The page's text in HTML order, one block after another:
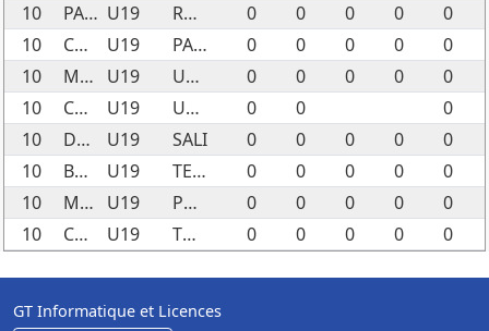
10
PARIS YSALYNE U19 RUMBA 0 0 0 0
0
10
CHEVRIER EMMA U19 PAILLETTE 0 0 0 0
0
10
MEJEAN EMILIE U19 UNIQUE EDITION 0 0 0 0
0
10
CHARONNAT MARGOT U19 UMIKO 0 0
0
10
DUMUR LISA U19 SALI 0 0 0 0
0
10
BALDUZZI AXEL U19 TESS 0 0 0 0
0
10
MEJEAN EMILIE U19 POCKET 0 0 0 0
0
10
CHEVRIER EMMA U19 TOUKA 0 0 0 0 0
GT Informatique et Licences